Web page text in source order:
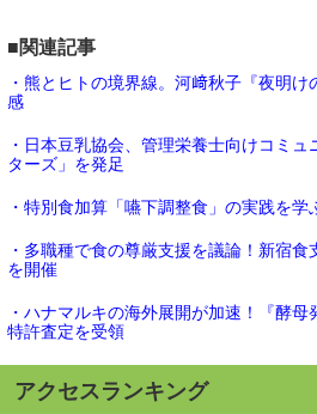
■関連記事
・熊とヒトの境界線。河﨑秋子『夜明
感
・日本豆乳協会、管理栄養士向けコミ
ターズ」を発足
・特別食加算「嚥下調整食」の実践を
・多職種で食の尊厳支援を議論！新宿食
を開催
・ハナマルキの海外展開が加速！『酵
特許査定を受領
アクセスランキング